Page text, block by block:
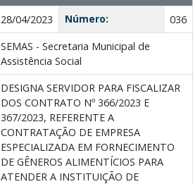
28/04/2023 Número:
036
SEMAS - Secretaria Municipal de
Assistência Social
DESIGNA SERVIDOR PARA FISCALIZAR
DOS CONTRATO Nº 366/2023 E
367/2023, REFERENTE A
CONTRATAÇÃO DE EMPRESA
ESPECIALIZADA EM FORNECIMENTO
DE GÊNEROS ALIMENTÍCIOS PARA
ATENDER A INSTITUIÇÃO DE